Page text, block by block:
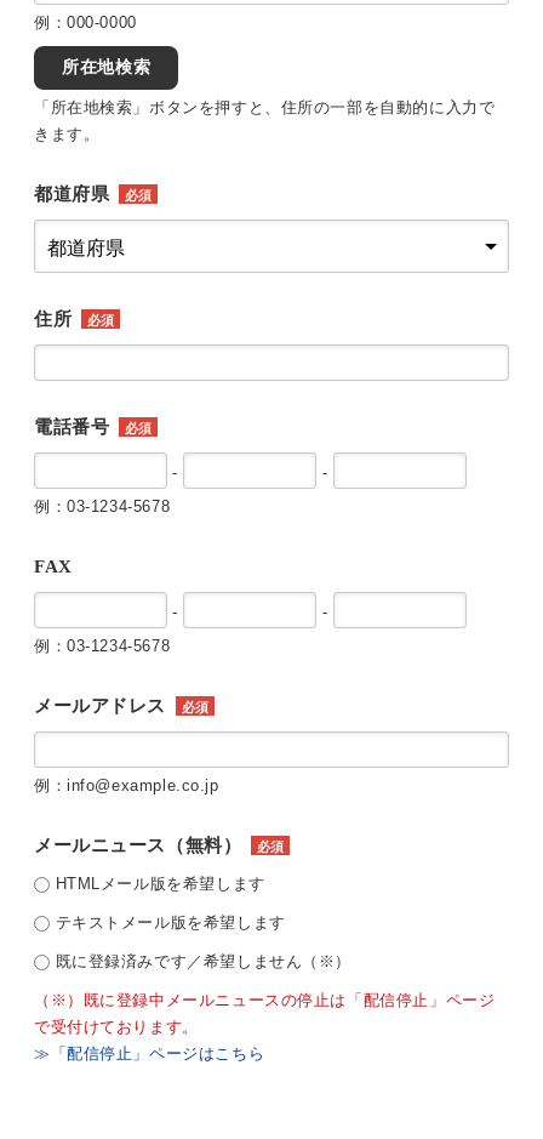
例：000-0000
所在地検索
「所在地検索」ボタンを押すと、住所の一部を自動的に入力で
きます。
都道府県 必須
住所 必須
電話番号 必須
-
-
例：03-1234-5678
FAX
-
-
例：03-1234-5678
メールアドレス 必須
例：info@example.co.jp
メールニュース（無料） 必須
HTMLメール版を希望します
テキストメール版を希望します
既に登録済みです／希望しません（※）
（※）既に登録中メールニュースの停止は「配信停止」ページ
で受付けております。
≫「配信停止」ページはこちら